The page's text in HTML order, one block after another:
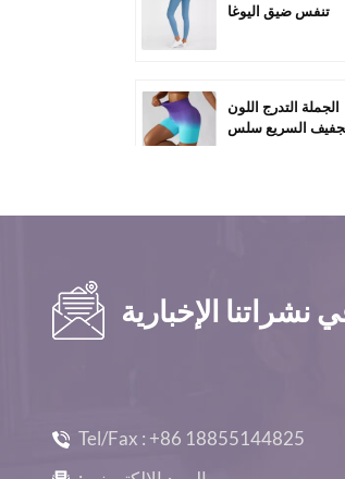
تنفس ضيق اليوغا
الجملة التدرج اللون
السريع سلس
الإخبارية
Tel/Fax : +86 18855144825